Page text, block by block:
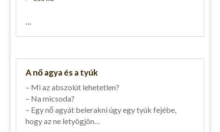
…
A nő agya és a tyúk
– Mi az abszolút lehetetlen?
– Na micsoda?
– Egy nő agyát belerakni úgy egy tyúk fejébe,
hogy az ne letyögjön…